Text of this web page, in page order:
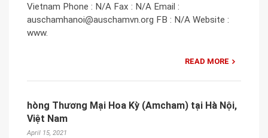
Vietnam Phone : N/A Fax : N/A Email :
auschamhanoi@auschamvn.org FB : N/A Website :
www.
READ MORE
hòng Thương Mại Hoa Kỳ (Amcham) tại Hà Nội,
Việt Nam
April 15, 2021